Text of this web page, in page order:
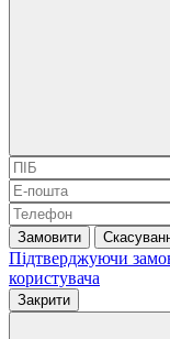
Замовити
Підтверджуючи
користувача
Закрити